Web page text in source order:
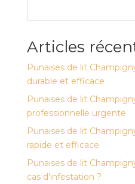
Articles
Punaises de lit
durable et efficace
Punaises de lit
professionnelle urgente
Punaises de lit
rapide et efficace
Punaises de lit
cas d’infestation ?